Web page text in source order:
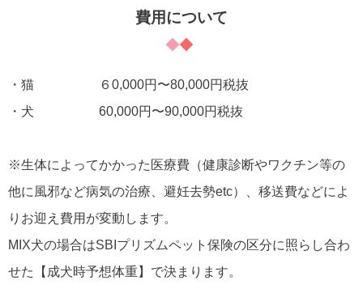
費用について
・猫 ６0,000円〜80,000円税抜
・犬 60,000円〜90,000円税抜
※生体によってかかった医療費（健康診断やワクチン等の
他に風邪など病気の治療、避妊去勢etc）、移送費などによ
りお迎え費用が変動します。
MIX犬の場合はSBIプリズムペット保険の区分に照らし合わ
せた【成犬時予想体重】で決まります。